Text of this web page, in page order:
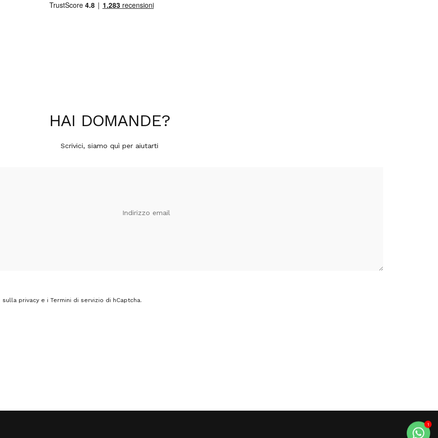
HAI DOMANDE?
Scrivici, siamo quì per aiutarti
Indirizzo email
sulla privacy e i Termini di servizio di hCaptcha.